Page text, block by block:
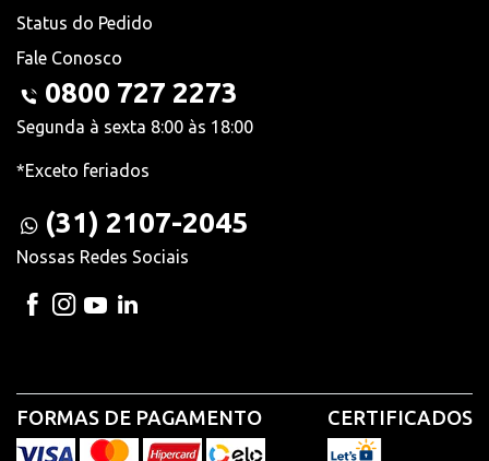
Status do Pedido
Fale Conosco
0800 727 2273
Segunda à sexta 8:00 às 18:00
*Exceto feriados
(31) 2107-2045
Nossas Redes Sociais
FORMAS DE PAGAMENTO CERTIFICADOS